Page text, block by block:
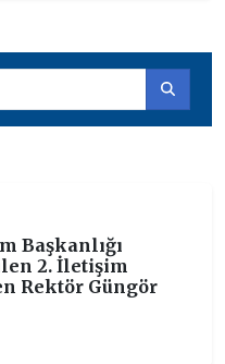
Başkanlığı
2. İletişim
Rektör Güngör